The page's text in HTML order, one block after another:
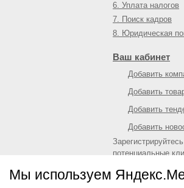
Мы используем
6. Уплата налогов
7. Поиск кадров
8. Юридическая
Ваш кабинет
Добавить
Добавить
Добавить
Добавить
потенциальные